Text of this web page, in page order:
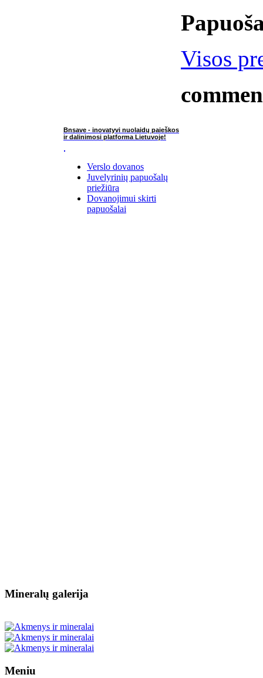
Visos
Bnsave - inovatyvi nuolaidų paieškos
ir dalinimosi platforma Lietuvoje!
Verslo dovanos
Juvelyrinių papuošalų
priežiūra
Dovanojimui skirti
papuošalai
Mineralų galerija
Meniu